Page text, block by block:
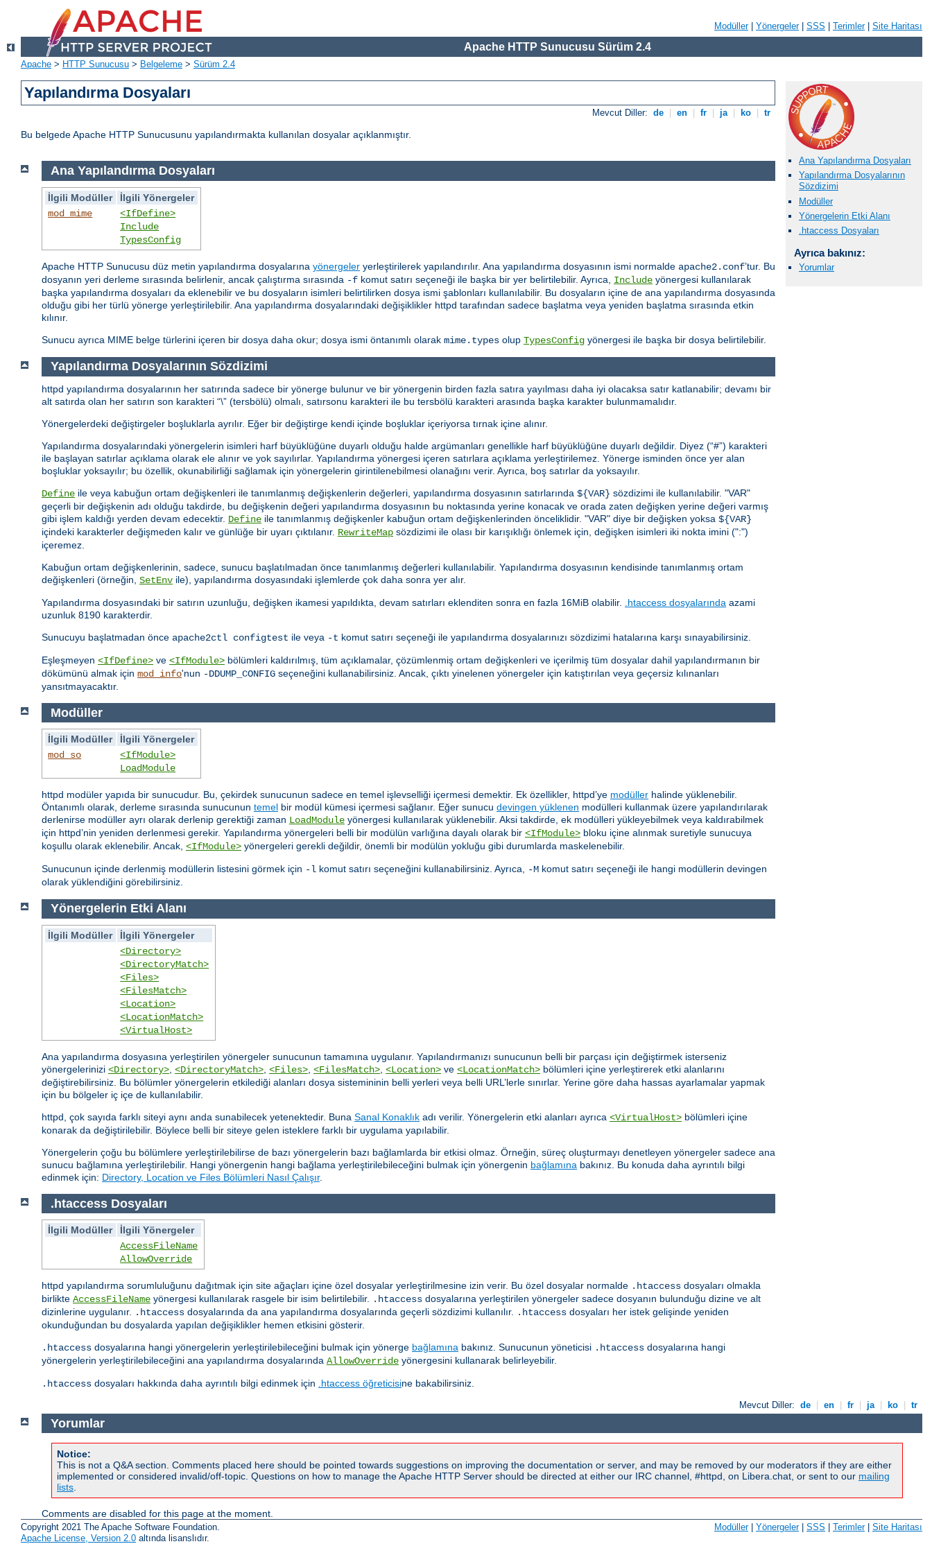
Modüller| Yönergeler| SSS Terimler| Site Haritası
Apache HTTP Sunucusu Sürüm 2.4
Apache > HTTP Sunucusu > Belgeleme > Sürüm 2.4
Yapılandırma Dosyaları
Mevcut Diller: de en fr ja ko tr
Bu belgede Apache HTTP Sunucusunu yapılandırmakta kullanılan dosyalar açıklanmıştır.
Ana Yapılandırma Dosyaları
Yapılandırma Dosyalarının
Sözdizimi
Modüller
Yönergelerin Etki Alanı
.htaccess Dosyaları
Ayrıca bakınız:
Yorumlar
Ana Yapılandırma Dosyaları
İlgili Modüller
İlgili Yönergeler
mod_mime
<IfDefine>
Include
TypesConfig
Apache HTTP Sunucusu düz metin yapılandırma dosyalarına yönergeler yerleştirilerek yapılandırılır. Ana yapılandırma dosyasının ismi normalde apache2.conf’tur. Bu
dosyanın yeri derleme sırasında belirlenir, ancak çalıştırma sırasında -f komut satırı seçeneği ile başka bir yer belirtilebilir. Ayrıca, Include yönergesi kullanılarak
başka yapılandırma dosyaları da eklenebilir ve bu dosyaların isimleri belirtilirken dosya ismi şablonları kullanılabilir. Bu dosyaların içine de ana yapılandırma dosyasında
olduğu gibi her türlü yönerge yerleştirilebilir. Ana yapılandırma dosyalarındaki değişiklikler httpd tarafından sadece başlatma veya yeniden başlatma sırasında etkin
kılınır.
Sunucu ayrıca MIME belge türlerini içeren bir dosya daha okur; dosya ismi öntanımlı olarak mime.types olup TypesConfig yönergesi ile başka bir dosya belirtilebilir.
Yapılandırma Dosyalarının Sözdizimi
httpd yapılandırma dosyalarının her satırında sadece bir yönerge bulunur ve bir yönergenin birden fazla satıra yayılması daha iyi olacaksa satır katlanabilir; devamı bir
alt satırda olan her satırın son karakteri “\” (tersbölü) olmalı, satırsonu karakteri ile bu tersbölü karakteri arasında başka karakter bulunmamalıdır.
Yönergelerdeki değiştirgeler boşluklarla ayrılır. Eğer bir değiştirge kendi içinde boşluklar içeriyorsa tırnak içine alınır.
Yapılandırma dosyalarındaki yönergelerin isimleri harf büyüklüğüne duyarlı olduğu halde argümanları genellikle harf büyüklüğüne duyarlı değildir. Diyez (“#”) karakteri
ile başlayan satırlar açıklama olarak ele alınır ve yok sayılırlar. Yapılandırma yönergesi içeren satırlara açıklama yerleştirilemez. Yönerge isminden önce yer alan
boşluklar yoksayılır; bu özellik, okunabilirliği sağlamak için yönergelerin girintilenebilmesi olanağını verir. Ayrıca, boş satırlar da yoksayılır.
Define ile veya kabuğun ortam değişkenleri ile tanımlanmış değişkenlerin değerleri, yapılandırma dosyasının satırlarında ${VAR} sözdizimi ile kullanılabilir. "VAR"
geçerli bir değişkenin adı olduğu takdirde, bu değişkenin değeri yapılandırma dosyasının bu noktasında yerine konacak ve orada zaten değişken yerine değeri varmış
gibi işlem kaldığı yerden devam edecektir. Define ile tanımlanmış değişkenler kabuğun ortam değişkenlerinden önceliklidir. "VAR" diye bir değişken yoksa ${VAR}
içindeki karakterler değişmeden kalır ve günlüğe bir uyarı çıktılanır. RewriteMap sözdizimi ile olası bir karışıklığı önlemek için, değişken isimleri iki nokta imini (":")
içeremez.
Kabuğun ortam değişkenlerinin, sadece, sunucu başlatılmadan önce tanımlanmış değerleri kullanılabilir. Yapılandırma dosyasının kendisinde tanımlanmış ortam
değişkenleri (örneğin, SetEnv ile), yapılandırma dosyasındaki işlemlerde çok daha sonra yer alır.
Yapılandırma dosyasındaki bir satırın uzunluğu, değişken ikamesi yapıldıkta, devam satırları eklenditen sonra en fazla 16MiB olabilir. .htaccess dosyalarında azami
uzunluk 8190 karakterdir.
Sunucuyu başlatmadan önce apache2ctl configtest ile veya -t komut satırı seçeneği ile yapılandırma dosyalarınızı sözdizimi hatalarına karşı sınayabilirsiniz.
Eşleşmeyen <IfDefine> ve <IfModule> bölümleri kaldırılmış, tüm açıklamalar, çözümlenmiş ortam değişkenleri ve içerilmiş tüm dosyalar dahil yapılandırmanın bir
dökümünü almak için mod_info'nun -DDUMP_CONFIG seçeneğini kullanabilirsiniz. Ancak, çıktı yinelenen yönergeler için katıştırılan veya geçersiz kılınanları
yansıtmayacaktır.
Modüller
İlgili Modüller
İlgili Yönergeler
mod_so
<IfModule>
LoadModule
httpd modüler yapıda bir sunucudur. Bu, çekirdek sunucunun sadece en temel işlevselliği içermesi demektir. Ek özellikler, httpd’ye modüller halinde yüklenebilir.
Öntanımlı olarak, derleme sırasında sunucunun temel bir modül kümesi içermesi sağlanır. Eğer sunucu devingen yüklenen modülleri kullanmak üzere yapılandırılarak
derlenirse modüller ayrı olarak derlenip gerektiği zaman LoadModule yönergesi kullanılarak yüklenebilir. Aksi takdirde, ek modülleri yükleyebilmek veya kaldırabilmek
için httpd’nin yeniden derlenmesi gerekir. Yapılandırma yönergeleri belli bir modülün varlığına dayalı olarak bir <IfModule> bloku içine alınmak suretiyle sunucuya
koşullu olarak eklenebilir. Ancak, <IfModule> yönergeleri gerekli değildir, önemli bir modülün yokluğu gibi durumlarda maskelenebilir.
Sunucunun içinde derlenmiş modüllerin listesini görmek için -l komut satırı seçeneğini kullanabilirsiniz. Ayrıca, -M komut satırı seçeneği ile hangi modüllerin devingen
olarak yüklendiğini görebilirsiniz.
Yönergelerin Etki Alanı
İlgili Modüller
İlgili Yönergeler
<Directory>
<DirectoryMatch>
<Files>
<FilesMatch>
<Location>
<LocationMatch>
<VirtualHost>
Ana yapılandırma dosyasına yerleştirilen yönergeler sunucunun tamamına uygulanır. Yapılandırmanızı sunucunun belli bir parçası için değiştirmek isterseniz
yönergelerinizi <Directory> <DirectoryMatch> <Files> <FilesMatch> <Location> ve <LocationMatch> bölümleri içine yerleştirerek etki alanlarını
değiştirebilirsiniz. Bu bölümler yönergelerin etkilediği alanları dosya sistemininin belli yerleri veya belli URL’lerle sınırlar. Yerine göre daha hassas ayarlamalar yapmak
için bu bölgeler iç içe de kullanılabilir.
httpd, çok sayıda farklı siteyi aynı anda sunabilecek yetenektedir. Buna Sanal Konaklık adı verilir. Yönergelerin etki alanları ayrıca <VirtualHost> bölümleri içine
konarak da değiştirilebilir. Böylece belli bir siteye gelen isteklere farklı bir uygulama yapılabilir.
Yönergelerin çoğu bu bölümlere yerleştirilebilirse de bazı yönergelerin bazı bağlamlarda bir etkisi olmaz. Örneğin, süreç oluşturmayı denetleyen yönergeler sadece ana
sunucu bağlamına yerleştirilebilir. Hangi yönergenin hangi bağlama yerleştirilebileceğini bulmak için yönergenin bağlamına bakınız. Bu konuda daha ayrıntılı bilgi
edinmek için: Directory, Location ve Files Bölümleri Nasıl Çalışır.
.htaccess Dosyaları
İlgili Modüller
İlgili Yönergeler
AccessFileName
AllowOverride
httpd yapılandırma sorumluluğunu dağıtmak için site ağaçları içine özel dosyalar yerleştirilmesine izin verir. Bu özel dosyalar normalde .htaccess dosyaları olmakla
birlikte AccessFileName yönergesi kullanılarak rasgele bir isim belirtilebilir. .htaccess dosyalarına yerleştirilen yönergeler sadece dosyanın bulunduğu dizine ve alt
dizinlerine uygulanır. .htaccess dosyalarında da ana yapılandırma dosyalarında geçerli sözdizimi kullanılır. .htaccess dosyaları her istek gelişinde yeniden
okunduğundan bu dosyalarda yapılan değişiklikler hemen etkisini gösterir.
.htaccess dosyalarına hangi yönergelerin yerleştirilebileceğini bulmak için yönerge bağlamına bakınız. Sunucunun yöneticisi .htaccess dosyalarına hangi
yönergelerin yerleştirilebileceğini ana yapılandırma dosyalarında AllowOverride yönergesini kullanarak belirleyebilir.
.htaccess dosyaları hakkında daha ayrıntılı bilgi edinmek için .htaccess öğreticisine bakabilirsiniz.
Mevcut Diller: de en fr ja ko tr
Yorumlar
Notice:
This is not a Q&A section. Comments placed here should be pointed towards suggestions on improving the documentation or server, and may be removed by our moderators if they are either
implemented or considered invalid/off-topic. Questions on how to manage the Apache HTTP Server should be directed at either our IRC channel, #httpd, on Libera.chat, or sent to our mailing
lists.
Comments are disabled for this page at the moment.
Copyright 2021 The Apache Software Foundation.
Apache License, Version 2.0 altında lisanslıdır.
Modüller| Yönergeler| SSS Terimler| Site Haritası